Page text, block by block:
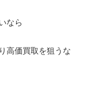
なら
高価買取を狙うな